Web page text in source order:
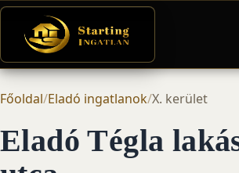
Főoldal/Eladó ingatlanok/X. kerület
Eladó Tégla